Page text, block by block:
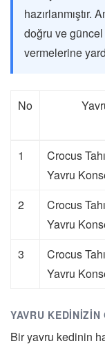
hazırlanmıştır.
doğru ve
vermelerine
No
1
Crocus
Yavru
2
Crocus
Yavru
3
Crocus
Yavru
YAVRU
Bir yavru kedinin